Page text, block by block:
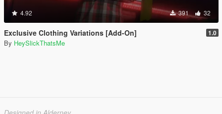
4.92 391 32
Exclusive Clothing Variations [Add-On] 1.0
By HeySlickThatsMe